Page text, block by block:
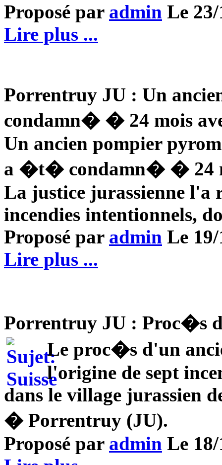
Proposé par admin Le
Lire plus ...
Porrentruy JU : Un
condamn� � 24 mois
Un ancien pompier
a �t� condamn� � 24
La justice jurassienne l'a
incendies intentionnels,
Proposé par admin Le
Lire plus ...
Porrentruy JU : Proc�s
Le proc�s d'un
l'origine de sept
dans le village jurassien
� Porrentruy (JU).
Proposé par admin Le